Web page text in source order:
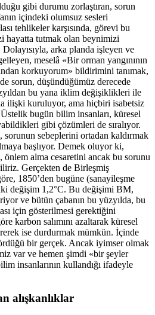
gibi durumu zorlaştıran, sorun
içindeki olumsuz sesleri
tehlikeler karşısında, görevi bu
hayatta tutmak olan beynimizi
arka planda işleyen ve
meselâ «Bir orman yangınının
korkuyorum» bildirimini tanımak,
sorun, düşündüğümüz derecede
bu yana iklim değişiklikleri ile
ilişki kuruluyor, ama hiçbiri isabetsiz
bugün bilim insanları, küresel
gibi çözümleri de sıralıyor.
sorunun sebeplerini ortadan kaldırmak
başlıyor. Demek oluyor ki,
alma cesaretini ancak bu sorunu
Gerçekten de Birleşmiş
1850’den bugüne (sanayileşme
değişim 1,2°C. Bu değişimi BM,
ve bütün çabanın bu yüzyılda, bu
için gösterilmesi gerektiğini
karbon salımını azaltarak küresel
ise durdurmak mümkün. İçinde
bir gerçek. Ancak iyimser olmak
var ve hemen şimdi «bir şeyler
insanlarının kullandığı ifadeyle
alışkanlıklar